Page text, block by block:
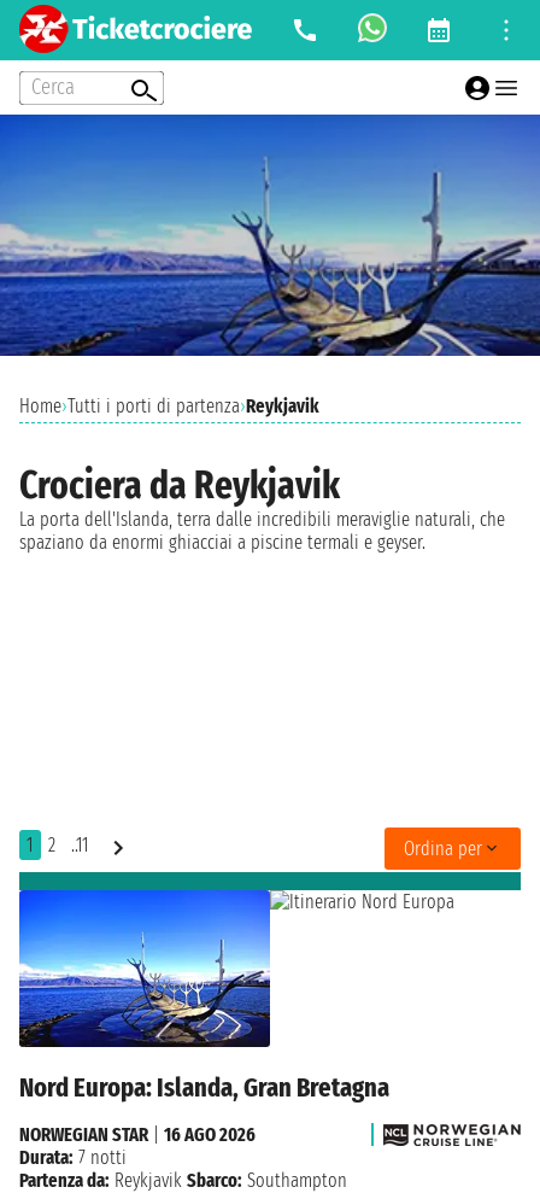
Cerca
Home›Tutti i porti di partenza›Reykjavik
Crociera da Reykjavik
La porta dell'Islanda, terra dalle incredibili meraviglie naturali, che
spaziano da enormi ghiacciai a piscine termali e geyser.
1 2 ..11 Ordina per
Nord Europa: Islanda, Gran Bretagna
NORWEGIAN STAR
16 AGO 2026
Durata: 7 notti
Partenza da: Reykjavik Sbarco: Southampton